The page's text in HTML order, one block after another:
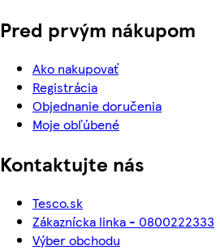
Pred prvým nákupom
Ako nakupovať
Registrácia
Objednanie doručenia
Moje obľúbené
Kontaktujte nás
Tesco.sk
Zákaznícka linka - 0800222333
Výber obchodu